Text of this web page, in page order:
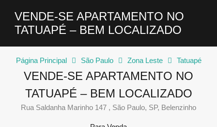
VENDE-SE APARTAMENTO NO
TATUAPÉ – BEM LOCALIZADO
Página Principal São Paulo Zona Leste Tatuapé
VENDE-SE APARTAMENTO NO
TATUAPÉ – BEM LOCALIZADO
Rua Saldanha Marinho 147 , São Paulo, SP, Belenzinho